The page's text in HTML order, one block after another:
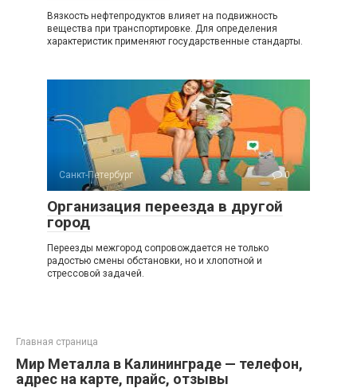
Вязкость нефтепродуктов влияет на подвижность
вещества при транспортировке. Для определения
характеристик применяют государственные стандарты.
Санкт-Петербург 0
Организация переезда в другой
город
Переезды межгород сопровождается не только
радостью смены обстановки, но и хлопотной и
стрессовой задачей.
Главная страница
Мир Металла в Калининграде — телефон,
адрес на карте, прайс, отзывы